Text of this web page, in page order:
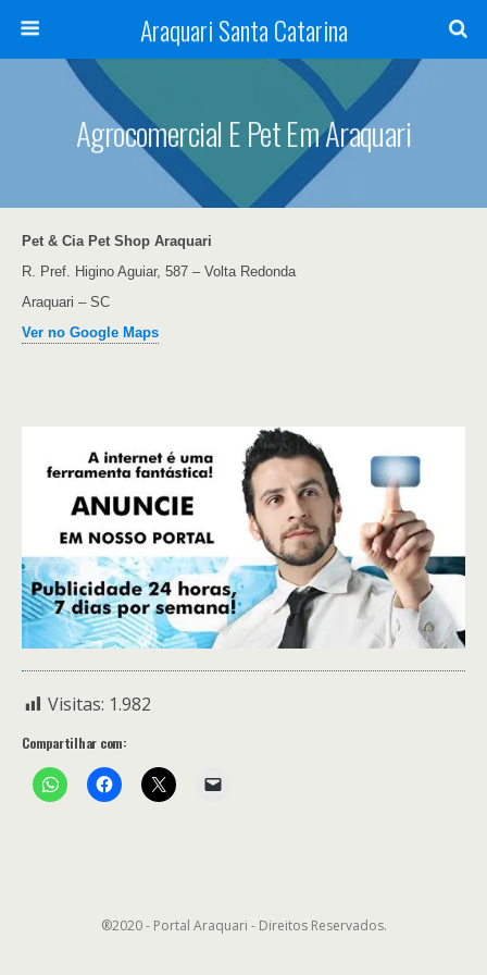
Araquari Santa Catarina
Agrocomercial E Pet Em Araquari
Pet & Cia Pet Shop Araquari
R. Pref. Higino Aguiar, 587 – Volta Redonda
Araquari – SC
Ver no Google Maps
Visitas: 1.982
Compartilhar com:
®2020 - Portal Araquari - Direitos Reservados.